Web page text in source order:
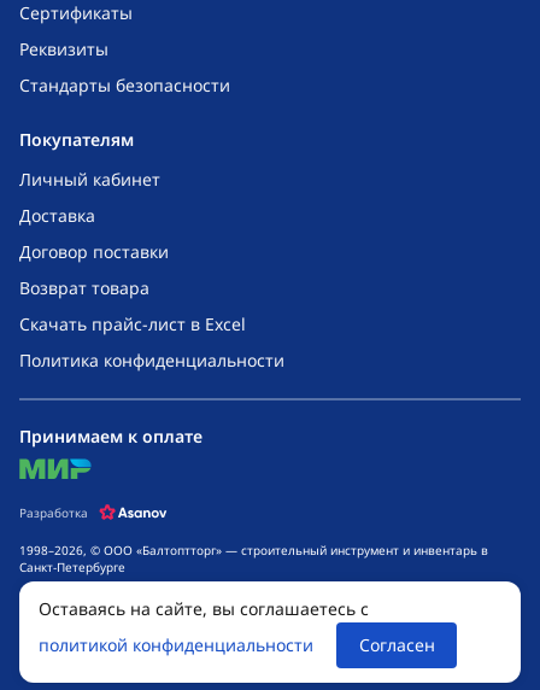
Сертификаты
Реквизиты
Стандарты безопасности
Покупателям
Личный кабинет
Доставка
Договор поставки
Возврат товара
Скачать прайс-лист в Excel
Политика конфиденциальности
1998–2026, © ООО «Балтоптторг» — строительный инструмент и инвентарь в
Санкт-Петербурге
Обращаем ваше внимание на то, что данный интернет-сайт носит исключительно
информационный характер и ни при каких условиях не является публичной
офертой, определяемой положениями ч. 2 ст. 437 Гражданского кодекса
Российской Федерации. Для получения подробной информации о стоимости
товаров и сроках выполнения услуг, обращайтесь к менеджерам компании.
Принимаем к оплате
mir
Разработка
Оставаясь на сайте, вы соглашаетесь с
политикой конфиденциальности
Согласен